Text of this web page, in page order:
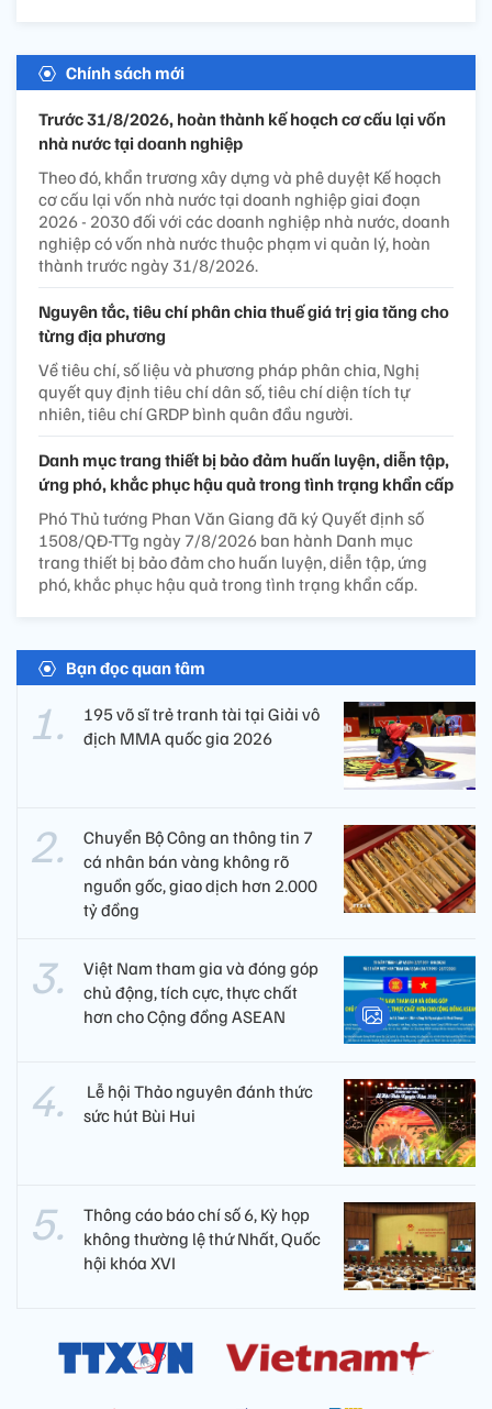
Chính sách mới
Trước 31/8/2026, hoàn thành kế hoạch cơ cấu lại vốn
nhà nước tại doanh nghiệp
Theo đó, khẩn trương xây dựng và phê duyệt Kế hoạch
cơ cấu lại vốn nhà nước tại doanh nghiệp giai đoạn
2026 - 2030 đối với các doanh nghiệp nhà nước, doanh
nghiệp có vốn nhà nước thuộc phạm vi quản lý, hoàn
thành trước ngày 31/8/2026.
Nguyên tắc, tiêu chí phân chia thuế giá trị gia tăng cho
từng địa phương
Về tiêu chí, số liệu và phương pháp phân chia, Nghị
quyết quy định tiêu chí dân số, tiêu chí diện tích tự
nhiên, tiêu chí GRDP bình quân đầu người.
Danh mục trang thiết bị bảo đảm huấn luyện, diễn tập,
ứng phó, khắc phục hậu quả trong tình trạng khẩn cấp
Phó Thủ tướng Phan Văn Giang đã ký Quyết định số
1508/QĐ-TTg ngày 7/8/2026 ban hành Danh mục
trang thiết bị bảo đảm cho huấn luyện, diễn tập, ứng
phó, khắc phục hậu quả trong tình trạng khẩn cấp.
Bạn đọc quan tâm
195 võ sĩ trẻ tranh tài tại Giải vô
địch MMA quốc gia 2026
Chuyển Bộ Công an thông tin 7
cá nhân bán vàng không rõ
nguồn gốc, giao dịch hơn 2.000
tỷ đồng
Việt Nam tham gia và đóng góp
chủ động, tích cực, thực chất
hơn cho Cộng đồng ASEAN
​ Lễ hội Thảo nguyên đánh thức
sức hút Bùi Hui
Thông cáo báo chí số 6, Kỳ họp
không thường lệ thứ Nhất, Quốc
hội khóa XVI